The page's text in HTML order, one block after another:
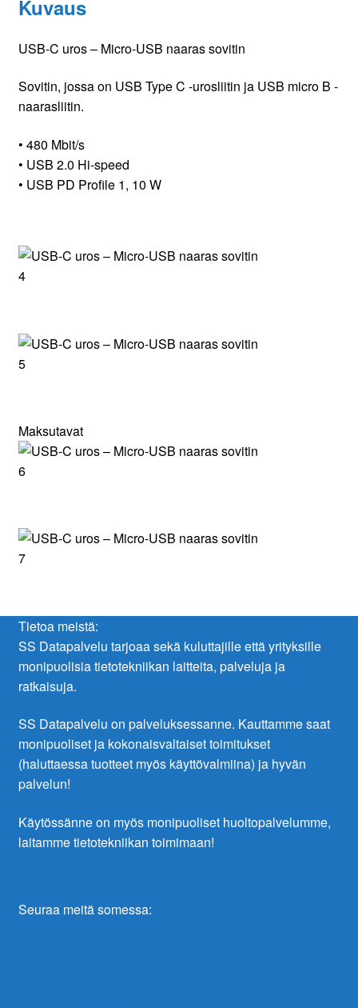
Kuvaus
USB-C uros – Micro-USB naaras sovitin
Sovitin, jossa on USB Type C -urosliitin ja USB micro B -
naarasliitin.
• 480 Mbit/s
• USB 2.0 Hi-speed
• USB PD Profile 1, 10 W
Maksutavat
Tietoa meistä:
SS Datapalvelu tarjoaa sekä kuluttajille että yrityksille
monipuolisia tietotekniikan laitteita, palveluja ja
ratkaisuja.
SS Datapalvelu on palveluksessanne. Kauttamme saat
monipuoliset ja kokonaisvaltaiset toimitukset
(haluttaessa tuotteet myös käyttövalmiina) ja hyvän
palvelun!
Käytössänne on myös monipuoliset huoltopalvelumme,
laitamme tietotekniikan toimimaan!
Seuraa meitä somessa: